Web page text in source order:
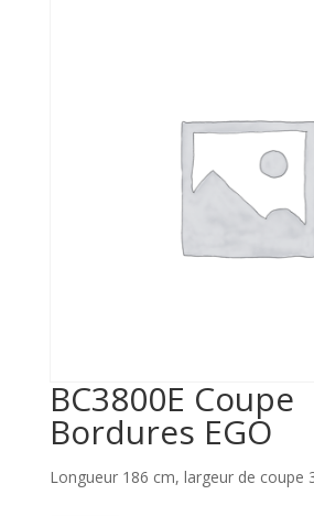
BC3800E Coupe
Bordures EGO
Longueur 186 cm, largeur de coupe